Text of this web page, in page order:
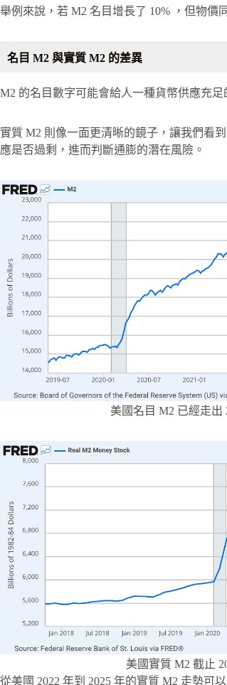
舉例來說，若 M2 名目增長了 10% ，但物價
名目 M2 與實質 M2 的差異
M2 的名目數字可能會給人一種貨幣供應充
實質 M2 則像一面更清晰的鏡子，讓我們看
應是否過剩，進而判斷通膨的潛在風險。
美國名目 M2 已經走出
美國實質 M2 截止
從美國 2022 年到 2025 年的實質 M2 走勢可